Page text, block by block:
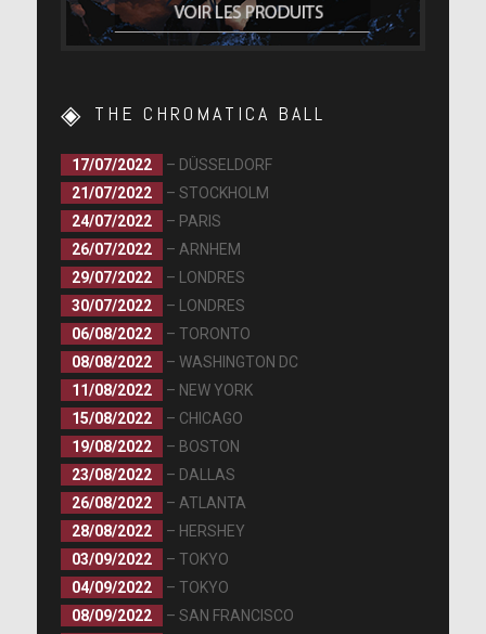
THE CHROMATICA BALL
17/07/2022
– DÜSSELDORF
21/07/2022
– STOCKHOLM
24/07/2022
– PARIS
26/07/2022
– ARNHEM
29/07/2022
– LONDRES
30/07/2022
– LONDRES
06/08/2022
– TORONTO
08/08/2022
– WASHINGTON DC
11/08/2022
– NEW YORK
15/08/2022
– CHICAGO
19/08/2022
– BOSTON
23/08/2022
– DALLAS
26/08/2022
– ATLANTA
28/08/2022
– HERSHEY
03/09/2022
– TOKYO
04/09/2022
– TOKYO
08/09/2022
– SAN FRANCISCO